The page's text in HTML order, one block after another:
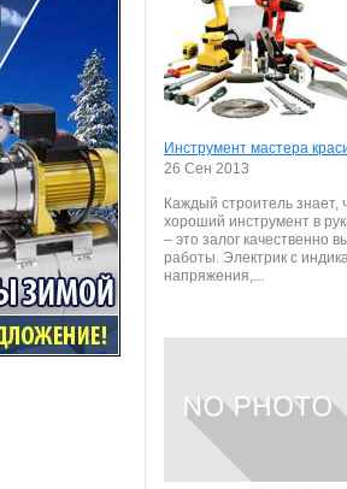
Инструмент мастера
26 Сен 2013
Каждый строитель знает,
хороший инструмент в
– это залог качественно
работы. Электрик с
напряжения,...